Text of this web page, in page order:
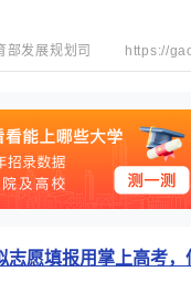
部发展规划司 https://
志愿填报用掌上高考，